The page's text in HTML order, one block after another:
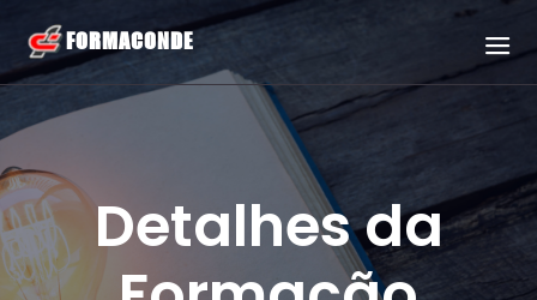
Detalhes da